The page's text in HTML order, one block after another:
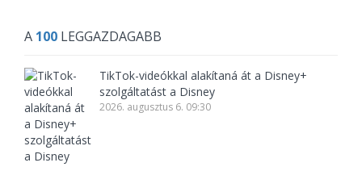
A 100 LEGGAZDAGABB
TikTok-videókkal alakítaná át a Disney+
szolgáltatást a Disney
2026. augusztus 6. 09:30